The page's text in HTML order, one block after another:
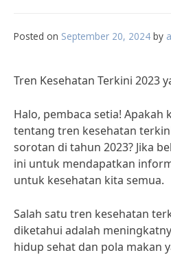
Posted on September 20, 2024 by
Tren Kesehatan Terkini 2023
Halo, pembaca setia! Apakah
tentang tren kesehatan
sorotan di tahun 2023? Jika
ini untuk mendapatkan
untuk kesehatan kita semua.
Salah satu tren kesehatan
diketahui adalah
hidup sehat dan pola makan